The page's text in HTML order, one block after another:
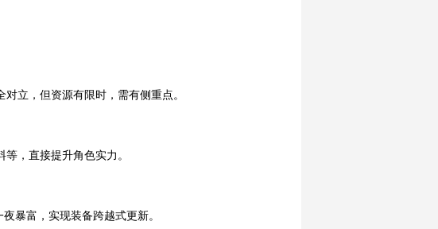
立，但资源有限时，需有侧重点。
，直接提升角色实力。
暴富，实现装备跨越式更新。